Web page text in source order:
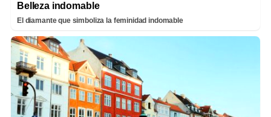
Belleza indomable
El diamante que simboliza la feminidad indomable